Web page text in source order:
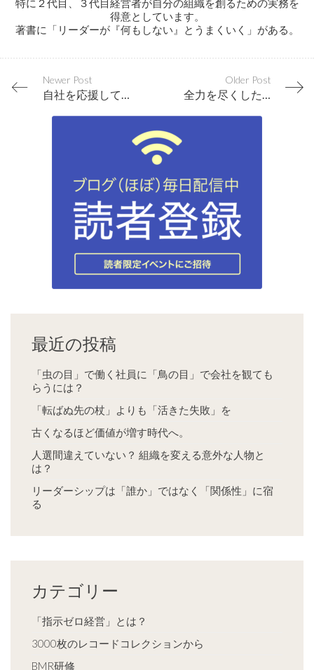
特に２代目、３代目経営者が自分の組織を創るための実務を
得意としています。
著書に「リーダーが『何もしない』とうまくいく」がある。
Newer Post
自社を応援してくれる人を増やす一番確実な方法
Older Post
全力を尽くした上での失敗体験が企業を成長させる
最近の投稿
「虫の目」で働く社員に「鳥の目」で会社を観ても
らうには？
「転ばぬ先の杖」よりも「活きた失敗」を
古くなるほど価値が増す時代へ。
人選間違えていない？ 組織を変える意外な人物と
は？
リーダーシップは「誰か」ではなく「関係性」に宿
る
カテゴリー
「指示ゼロ経営」とは？
3000枚のレコードコレクションから
BMR研修